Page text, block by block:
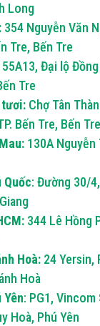
Long
354 Nguyễn Văn
Tre, Bến Tre
55A13, Đại lộ Đồng
Tre
tươi: Chợ Tân
Bến Tre, Bến Tre
130A Nguyễn
Quốc: Đường 30/
344 Lê Hồng
Hoà: 24 Yersin,
Hoà
Yên: PG1,
Hoà, Phú Yên